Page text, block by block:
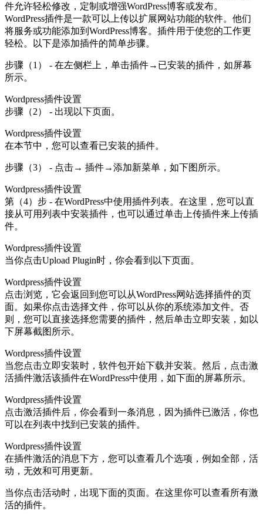
件允许轻松修改，定制或增强WordPress博客或发布。
WordPress插件是一款可以上传以扩展网站功能的软件。他们
将服务或功能添加到WordPress博客。插件用于使您的工作更
轻松。以下是添加插件的简单步骤。
步骤（1） - 在左侧栏上，单击插件→已安装的插件，如屏幕
所示。
Wordpress插件设置
步骤（2） - 出现以下页面。
Wordpress插件设置
在本节中，您可以查看已安装的插件。
步骤（3） - 点击→ 插件→添加新菜单，如下图所示。
Wordpress插件设置
第（4）步 - 在WordPress中使用插件列表。在这里，您可以直
接从可用列表中安装插件，也可以通过单击上传插件来上传插
件。
Wordpress插件设置
当你点击Upload Plugin时，你会看到以下页面。
Wordpress插件设置
点击浏览，它会返回到您可以从WordPress网站选择插件的页
面。如果你点击选择文件，你可以从你的系统添加文件。否
则，您可以直接选择您需要的插件，然后单击立即安装，如以
下屏幕截图所示。
Wordpress插件设置
当您点击立即安装时，软件包开始下载并安装。然后，点击激
活插件激活该插件在WordPress中使用，如下面的屏幕所示。
Wordpress插件设置
点击激活插件后，你会看到一条消息，因为插件已激活，你也
可以在列表中找到已安装的插件。
Wordpress插件设置
在插件激活的消息下方，您可以查看几个选项，例如全部，活
动，无效和可用更新。
当你点击活动时，出现下面的页面。在这里你可以查看所有激
活的插件。